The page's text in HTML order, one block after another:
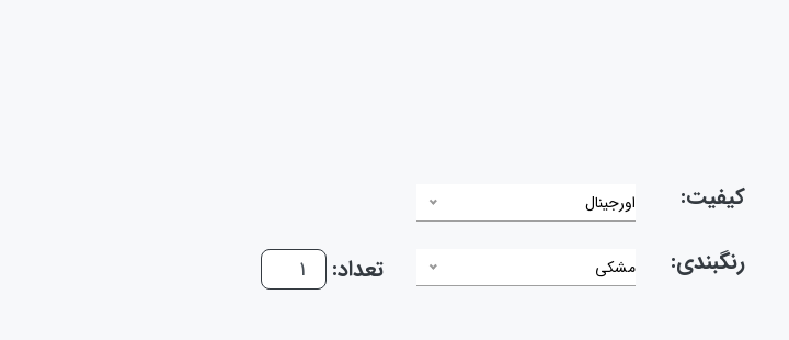
کیفیت: اورجینال
رنگبندی: مشکی تعداد: